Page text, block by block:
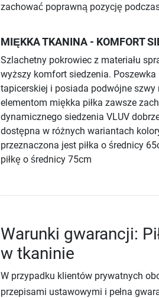
zachować poprawną pozycję
MIĘKKA TKANINA - KOMFORT
Szlachetny pokrowiec z materiału
wyższy komfort siedzenia. Poszewka
tapicerskiej i posiada podwójne szwy
elementom miękka piłka zawsze
dynamicznego siedzenia VLUV
dostępna w różnych wariantach
przeznaczona jest piłka o średnicy
piłkę o średnicy 75cm
Warunki gwarancji:
w tkaninie
W przypadku klientów prywatnych
przepisami ustawowymi i pełna